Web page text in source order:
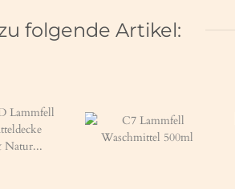
folgende Artikel: